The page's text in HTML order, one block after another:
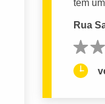
tem
Rua